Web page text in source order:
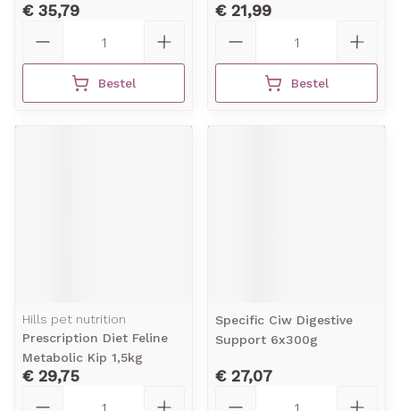
€ 35,79
Bestel
€ 21,99
Bestel
Hills pet nutrition
Prescription Diet Feline
Metabolic Kip 1,5kg
€ 29,75
Specific Ciw Digestive
Support 6x300g
€ 27,07